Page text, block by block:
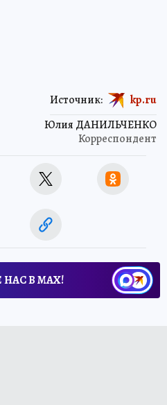
Юлия ДАНИЛЬЧЕНКО
Корреспондент
Источник: kp.ru
НАС В МАХ!